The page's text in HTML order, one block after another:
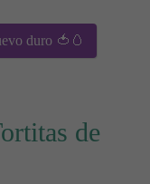
duro 🍅🥚
de